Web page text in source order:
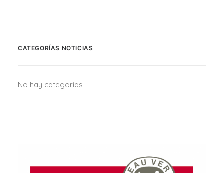
CATEGORÍAS NOTICIAS
No hay categorías